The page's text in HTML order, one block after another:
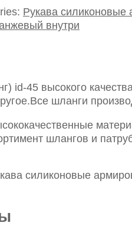
Рукава силиконовые
внутри
id-45 высокого
шланги
шлангов и
силиконовые